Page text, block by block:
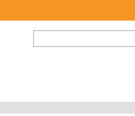
FORMULAIRE DE